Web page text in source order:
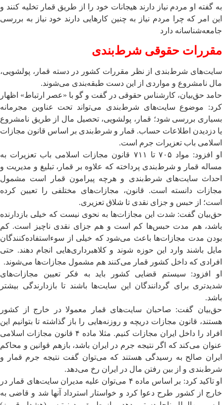
به گفته او مردم نیاز دارند هیجانات خود را از طریق قمار تخلیه کنند و
این امر که چرا مردم نیاز به چنین کارهایی دارند خود نیاز به بررسی
جامعه‌شناسانه دارد
مقررات حقوقی شرط‌بندی
سایت‌های شرط‌بندی از نظر مقررات کشور در دسته قمار، پولشویی،
مال نامشروع و مواردی از این دست طبقه‌بندی می‌شوند.
حامد حق‌بیان، کارشناس حقوقی در گفت و گو با «عصر ارتباط» اظهار
کرد: موضوع سایت‌های شرط‌بندی می‌تواند تحت عناوین مجرمانه
بسیاری بررسی شود؛ قمار، پولشویی، تحصیل مال از طریق نامشروع
یا دزدیدن اطلاعات حساب. قمار و شرط‌بندی بر اساس قانون مجازات
اسلامی ‌باب تعزیرات جرم است.
او افزود: مواد ۷۰۵ تا ۷۱۱ قانون مجازات اسلامی ‌باب تعزیرات به
مساله قمار و شرط‌بندی پرداخته که علاوه بر قمار، تبلیغ و مدیریت و
احداث سایت‌های شرط‌بندی و هرچه پیرامون قمار است مشمول
مجازات دانسته است. قانون، مجازات‌های مختلفی را تعیین کرده
است؛ از حبس و جزای نقدی تا شلاق تعزیری.
حق‌بیان گفت: شدت این مجازات‌ها به نحوی نیست که خیلی بازدارنده
باشد، هم مدت حبس‌ها کم است و هم جزای نقدی ناچیز است. کم
بودن مدت مجازات‌ها باعث می‌شود که خیلی از سوءاستفاده‌کنندگان
مایل باشند وارد این حوزه شوند و کلاهبرداری‌هایی انجام دهند. حتی
افرادی که داخل کشور قمار می‌کنند هم مشمول مجازات‌ها می‌شوند.
او افزود: سیستم قضایی کشور باید به فکر تعیین مجازات‌های
شدیدتری برای گردانندگان این سایت‌ها باشند تا بازدارندگی بیشتر
باشد.
حق‌بیان گفت: صاحبان سایت‌های قمار معمولا در خارج از کشور
هستند، قانون مجازات دریچه و روزنه‌هایی را باز گذاشته تا بتوانیم این
افراد را داخل ایران مجازات کنیم. مثلا ماده ۴ قانون مجازات اسلامی
‌عنوان می‌کند که اگر نتیجه جرم در ایران باشد، بازهم قوانین و محاکم
ایران صالح به رسیدگی هستند که می‌توان گفت نتیجه جرم قمار و
شرط‌بندی و از بین رفتن مال در ایران رخ می‌دهد.
او تاکید کرد: بر اساس ماده ۴ می‌توان علیه مدیران سایت‌های قمار در
خارج از کشور طرح دعوا کرد و خواستار استرداد آنها شد و قاضی به